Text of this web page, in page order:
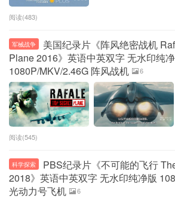
阅读(483)
军械战争
美国纪录片《阵风绝密战机
Plane 2016》英语中英双字 无水印纯
1080P/MKV/2.46G 阵风战机
6
阅读(545)
科学探索
PBS纪录片《不可能的飞行
2018》英语中英双字 无水印纯净版
光动力号飞机
6